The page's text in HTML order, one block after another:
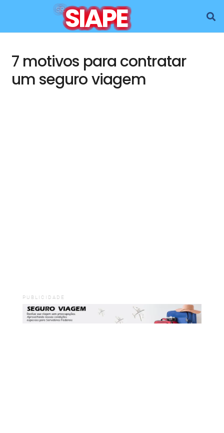
SR.SIAPE
7 motivos para contratar
um seguro viagem
PUBLICIDADE